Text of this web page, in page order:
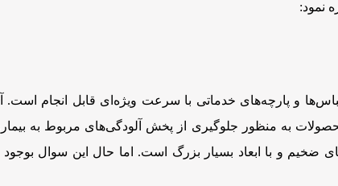
به منظور جلوگیری از پخش آلودگی‌های مربوط به
ضخیم و با ابعاد بسیار بزرگ است. اما حال این سوال